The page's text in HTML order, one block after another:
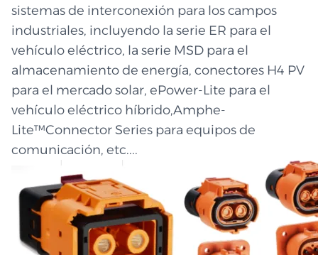
sistemas de interconexión para los campos
industriales, incluyendo la serie ER para el
vehículo eléctrico, la serie MSD para el
almacenamiento de energía, conectores H4 PV
para el mercado solar, ePower-Lite para el
vehículo eléctrico híbrido,Amphe-
Lite™Connector Series para equipos de
comunicación, etc....